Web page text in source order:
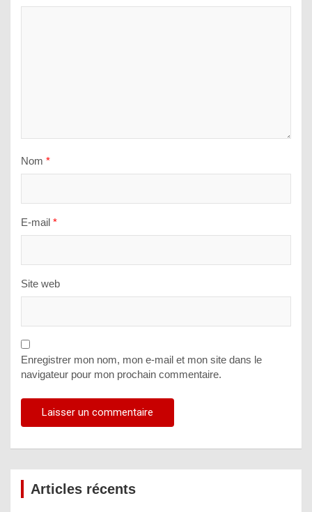
Nom *
E-mail *
Site web
Enregistrer mon nom, mon e-mail et mon site dans le
navigateur pour mon prochain commentaire.
Articles récents